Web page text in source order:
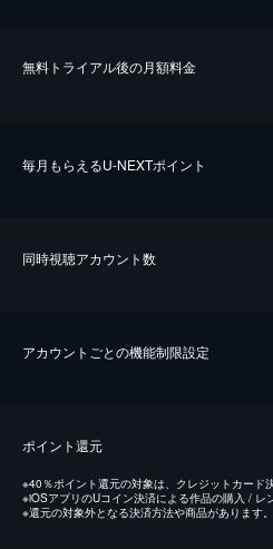
無料トライアル後の⽉額料金
毎⽉もらえるU-NEXTポイント
同時視聴アカウント数
アカウントごとの機能制限設定
ポイント還元
※40％ポイント還元の対象は、クレジットカード
※iOSアプリのUコイン決済による作品の購入 / レ
※還元の対象外となる決済方法や商品があります